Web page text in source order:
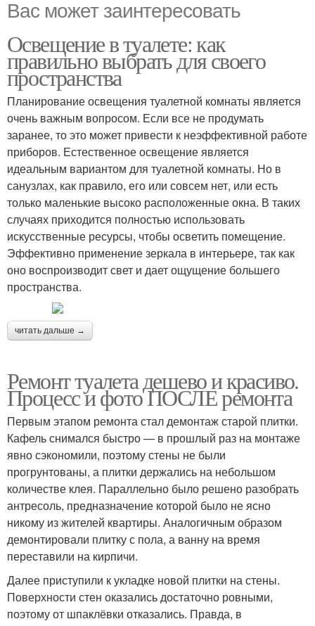
Вас может заинтересовать
Освещение в туалете: как
правильно выбрать для своего
пространства
Планирование освещения туалетной комнаты является
очень важным вопросом. Если все не продумать
заранее, то это может привести к неэффективной работе
приборов. Естественное освещение является
идеальным вариантом для туалетной комнаты. Но в
санузлах, как правило, его или совсем нет, или есть
только маленькие высоко расположенные окна. В таких
случаях приходится полностью использовать
искусственные ресурсы, чтобы осветить помещение.
Эффективно применение зеркала в интерьере, так как
оно воспроизводит свет и дает ощущение большего
пространства.
читать дальше →
Ремонт туалета дешево и красиво.
Процесс и фото ПОСЛЕ ремонта
Первым этапом ремонта стал демонтаж старой плитки.
Кафель снимался быстро — в прошлый раз на монтаже
явно сэкономили, поэтому стены не были
прогрунтованы, а плитки держались на небольшом
количестве клея. Параллельно было решено разобрать
антресоль, предназначение которой было не ясно
никому из жителей квартиры. Аналогичным образом
демонтировали плитку с пола, а ванну на время
переставили на кирпичи.
Далее приступили к укладке новой плитки на стены.
Поверхности стен оказались достаточно ровными,
поэтому от шпаклёвки отказались. Правда, в